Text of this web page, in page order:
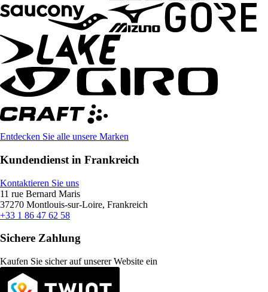
Entdecken Sie alle unsere Marken
Kundendienst in Frankreich
Kontaktieren Sie uns
11 rue Bernard Maris
37270 Montlouis-sur-Loire, Frankreich
+33 1 86 47 62 58
Sichere Zahlung
Kaufen Sie sicher auf unserer Website ein